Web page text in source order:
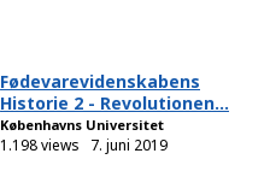
Fødevarevidenskabens
Historie 2 - Revolutionen...
Københavns Universitet
1.198 views 7. juni 2019